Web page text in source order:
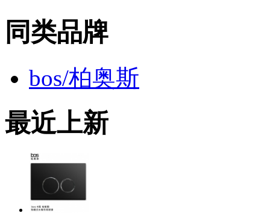
同类品牌
bos/柏奥斯
最近上新